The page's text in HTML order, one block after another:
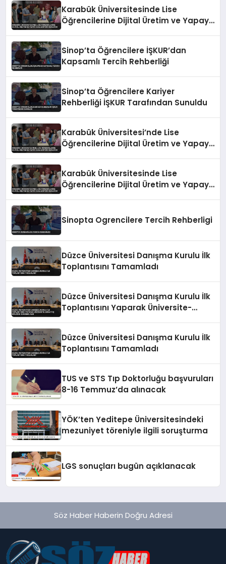
Karabük Üniversitesinde Lise
Öğrencilerine Dijital Üretim ve Yapay
Sinop’ta Öğrencilere İŞKUR’dan
Kapsamlı Tercih Rehberliği
Sinop’ta Öğrencilere Kariyer
Rehberliği İŞKUR Tarafından Sunuldu
Karabük Üniversitesi’nde Lise
Öğrencilerine Dijital Üretim ve Yapay
Karabük Üniversitesinde Lise
Öğrencilerine Dijital Üretim ve Yapay
Sinopta Ogrencilere Tercih Rehberligi
Düzce Üniversitesi Danışma Kurulu İlk
Toplantısını Tamamladı
Düzce Üniversitesi Danışma Kurulu İlk
Toplantısını Yaparak Üniversite-
Düzce Üniversitesi Danışma Kurulu İlk
Toplantısını Tamamladı
TUS ve STS Tıp Doktorluğu başvuruları
8-16 Temmuz’da alınacak
YÖK’ten Yeditepe Üniversitesindeki
mezuniyet töreniyle ilgili soruşturma
LGS sonuçları bugün açıklanacak
Söz Haber Haberin Doğru Adresi